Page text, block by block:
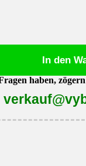
In den
haben,